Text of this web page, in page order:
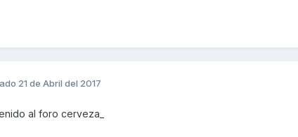
21 de Abril del 2017
al foro cerveza_